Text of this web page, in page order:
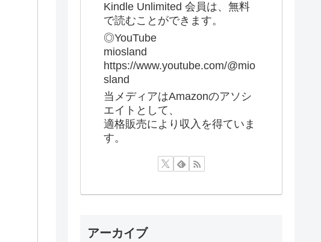
Kindle Unlimited 会員は、無料
で読むことができます。
◎YouTube
miosland
https://www.youtube.com/@mio
sland
当メディアはAmazonのアソシ
エイトとして、
適格販売により収入を得ていま
す。
アーカイブ